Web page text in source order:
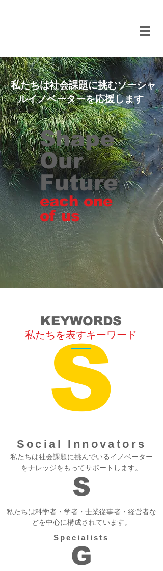
私たちは社会課題に挑むソーシャ
ルイノベーターを応援します
Shape
Our
Future
​each one
of us​
KEYWORDS
私たちを表すキーワード
S
Social Innovators
私たちは社会課題に挑んでいるイノベーター
をナレッジをもってサポートします。
S
私たちは科学者・学者・士業従事者・経営者な
どを中心に構成されています。
Specialists
G